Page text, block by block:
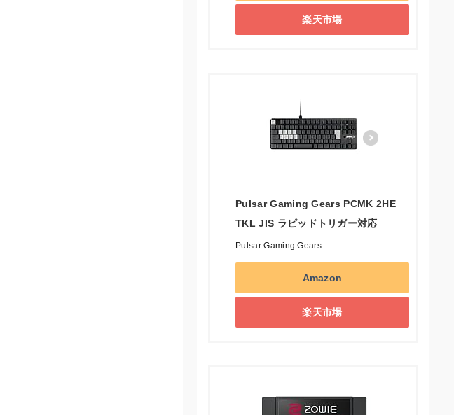
楽天市場
Pulsar Gaming Gears PCMK 2HE
TKL JIS ラピッドトリガー対応
Pulsar Gaming Gears
Amazon
楽天市場